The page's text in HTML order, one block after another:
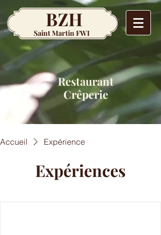
BZH
Saint Martin FWI
Restaurant
Crêperie
Accueil Expérience
Expériences